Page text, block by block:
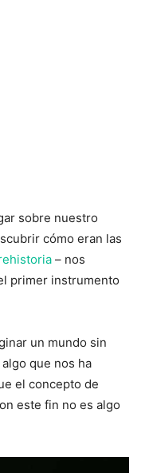
sobre nuestro
cómo eran las
– nos
primer instrumento
un mundo sin
que nos ha
el concepto de
este fin no es algo